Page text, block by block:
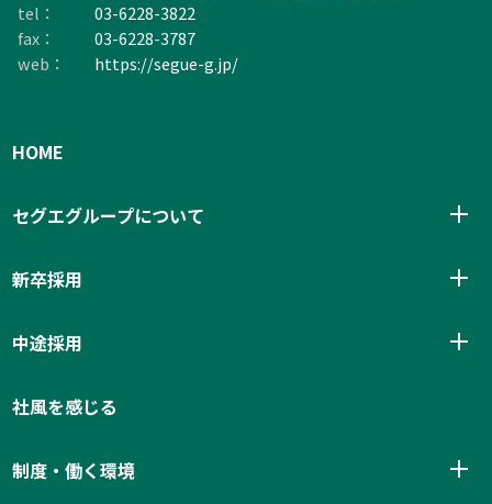
tel：
03-6228-3822
fax：
03-6228-3787
web：
https://segue-g.jp/
HOME
セグエグループについて
メ
ニ
開
す
新卒採用
メ
ニ
開
中途採用
メ
ニ
す
社風を感じる
制度・働く環境
メ
ニ